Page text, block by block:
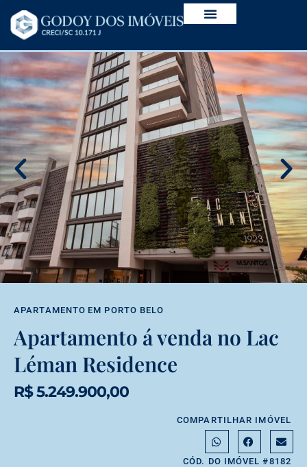
APARTAMENTO EM PORTO BELO
Apartamento á venda no Lac
Léman Residence
R$ 5.249.900,00
COMPARTILHAR IMÓVEL
CÓD. DO IMÓVEL #8182